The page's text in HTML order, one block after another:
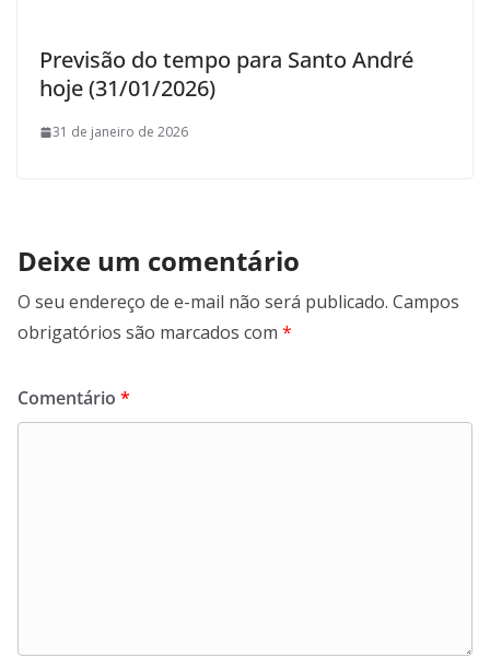
Previsão do tempo para Santo André
hoje (31/01/2026)
31 de janeiro de 2026
Deixe um comentário
O seu endereço de e-mail não será publicado. Campos
obrigatórios são marcados com *
Comentário *